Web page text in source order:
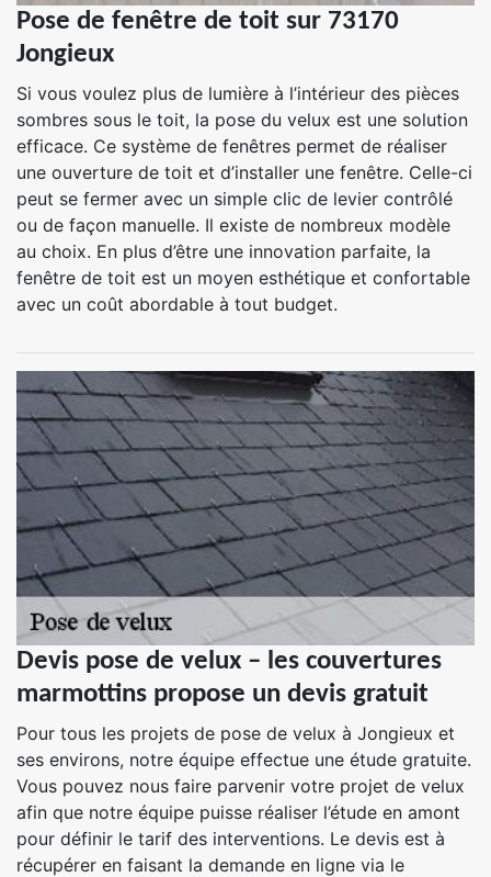
Pose de fenêtre de toit sur 73170
Jongieux
Si vous voulez plus de lumière à l’intérieur des pièces
sombres sous le toit, la pose du velux est une solution
efficace. Ce système de fenêtres permet de réaliser
une ouverture de toit et d’installer une fenêtre. Celle-ci
peut se fermer avec un simple clic de levier contrôlé
ou de façon manuelle. Il existe de nombreux modèle
au choix. En plus d’être une innovation parfaite, la
fenêtre de toit est un moyen esthétique et confortable
avec un coût abordable à tout budget.
Devis pose de velux – les couvertures
marmottins propose un devis gratuit
Pour tous les projets de pose de velux à Jongieux et
ses environs, notre équipe effectue une étude gratuite.
Vous pouvez nous faire parvenir votre projet de velux
afin que notre équipe puisse réaliser l’étude en amont
pour définir le tarif des interventions. Le devis est à
récupérer en faisant la demande en ligne via le